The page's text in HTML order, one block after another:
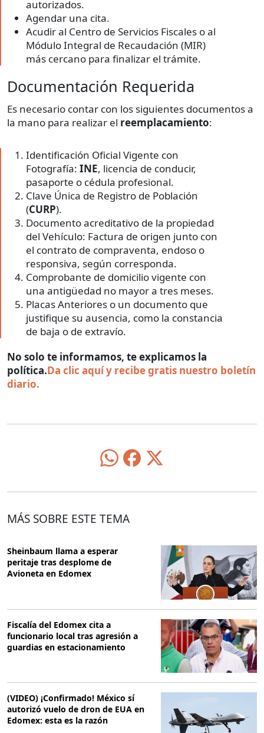
autorizados.
Agendar una cita.
Acudir al Centro de Servicios Fiscales o al
Módulo Integral de Recaudación (MIR)
más cercano para finalizar el trámite.
Documentación Requerida
Es necesario contar con los siguientes documentos a
la mano para realizar el reemplacamiento:
Identificación Oficial Vigente con
Fotografía: INE, licencia de conducir,
pasaporte o cédula profesional.
Clave Única de Registro de Población
(CURP).
Documento acreditativo de la propiedad
del Vehículo: Factura de origen junto con
el contrato de compraventa, endoso o
responsiva, según corresponda.
Comprobante de domicilio vigente con
una antigüedad no mayor a tres meses.
Placas Anteriores o un documento que
justifique su ausencia, como la constancia
de baja o de extravío.
No solo te informamos, te explicamos la
política.Da clic aquí y recibe gratis nuestro boletín
diario.
MÁS SOBRE ESTE TEMA
Sheinbaum llama a esperar
peritaje tras desplome de
Avioneta en Edomex
Fiscalía del Edomex cita a
funcionario local tras agresión a
guardias en estacionamiento
(VIDEO) ¡Confirmado! México sí
autorizó vuelo de dron de EUA en
Edomex: esta es la razón